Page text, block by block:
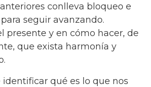
conlleva bloqueo e
seguir avanzando.
presente y en cómo hacer, de
que exista harmonía y
qué es lo que nos